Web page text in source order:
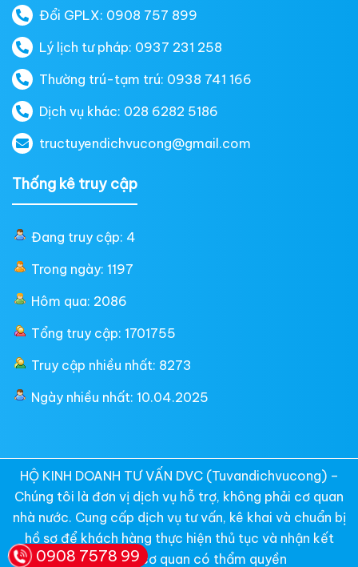
0908 7578 99
Đổi GPLX: 0908 757 899
Lý lịch tư pháp: 0937 231 258
Thường trú-tạm trú: 0938 741 166
Dịch vụ khác: 028 6282 5186
tructuyendichvucong@gmail.com
Thống kê truy cập
Đang truy cập: 4
Trong ngày: 1197
Hôm qua: 2086
Tổng truy cập: 1701755
Truy cập nhiều nhất: 8273
Ngày nhiều nhất: 10.04.2025
HỘ KINH DOANH TƯ VẤN DVC (Tuvandichvucong) –
Chúng tôi là đơn vị dịch vụ hỗ trợ, không phải cơ quan
nhà nước. Cung cấp dịch vụ tư vấn, kê khai và chuẩn bị
hồ sơ để khách hàng thực hiện thủ tục và nhận kết
quả từ các cơ quan có thẩm quyền